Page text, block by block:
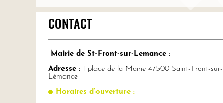
CONTACT
Mairie de St-Front-sur-Lemance :
Adresse :1 place de la Mairie 47500 Saint-Front-sur-
Lémance
Horaires d’ouverture :